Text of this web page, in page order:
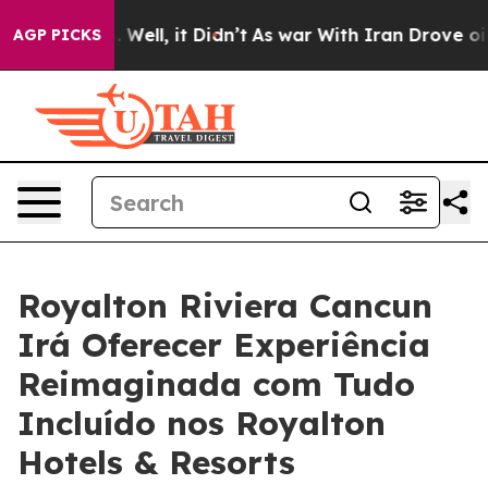
AGP PICKS
40%. Well, it Didn’t As war With Iran Drove oil
Royalton Riviera Cancun
Irá Oferecer Experiência
Reimaginada com Tudo
Incluído nos Royalton
Hotels & Resorts